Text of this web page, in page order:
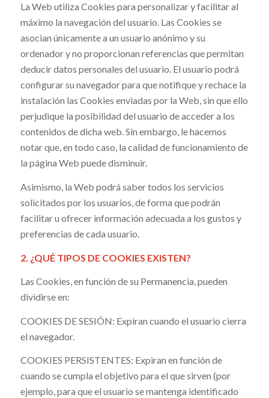
La Web utiliza Cookies para personalizar y facilitar al
máximo la navegación del usuario. Las Cookies se
asocian únicamente a un usuario anónimo y su
ordenador y no proporcionan referencias que permitan
deducir datos personales del usuario. El usuario podrá
configurar su navegador para que notifique y rechace la
instalación las Cookies enviadas por la Web, sin que ello
perjudique la posibilidad del usuario de acceder a los
contenidos de dicha web. Sin embargo, le hacemos
notar que, en todo caso, la calidad de funcionamiento de
la página Web puede disminuir.
Asimismo, la Web podrá saber todos los servicios
solicitados por los usuarios, de forma que podrán
facilitar u ofrecer información adecuada a los gustos y
preferencias de cada usuario.
2. ¿QUÉ TIPOS DE COOKIES EXISTEN?
Las Cookies, en función de su Permanencia, pueden
dividirse en:
COOKIES DE SESIÓN: Expiran cuando el usuario cierra
el navegador.
COOKIES PERSISTENTES: Expiran en función de
cuando se cumpla el objetivo para el que sirven (por
ejemplo, para que el usuario se mantenga identificado